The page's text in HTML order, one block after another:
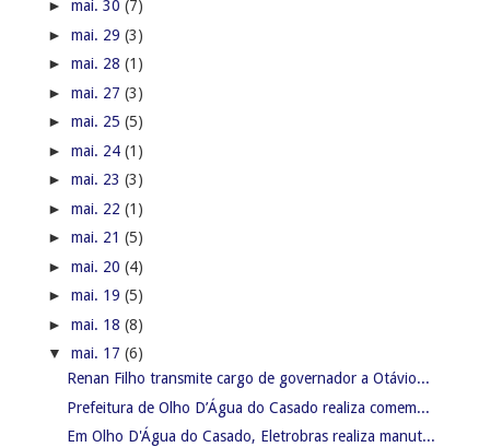
► mai. 30 (7)
► mai. 29 (3)
► mai. 28 (1)
► mai. 27 (3)
► mai. 25 (5)
► mai. 24 (1)
► mai. 23 (3)
► mai. 22 (1)
► mai. 21 (5)
► mai. 20 (4)
► mai. 19 (5)
► mai. 18 (8)
▼ mai. 17 (6)
Renan Filho transmite cargo de governador a Otávio...
Prefeitura de Olho D’Água do Casado realiza comem...
Em Olho D'Água do Casado, Eletrobras realiza manut...